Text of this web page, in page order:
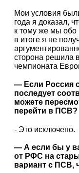
Мои условия
года я доказал,
к тому же мы
в итоге я не
сторона решила
чемпионата
— Если Россия
последует
можете
перейти в ПСВ?
- Это исключено.
— А если бы у
от РФС на
вариант с ПСВ,